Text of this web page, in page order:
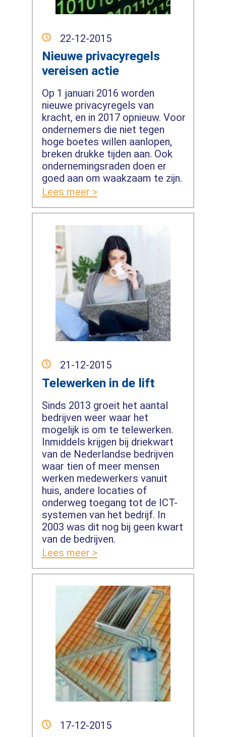
22-12-2015
Nieuwe privacyregels
vereisen actie
Op 1 januari 2016 worden
nieuwe privacyregels van
kracht, en in 2017 opnieuw. Voor
ondernemers die niet tegen
hoge boetes willen aanlopen,
breken drukke tijden aan. Ook
ondernemingsraden doen er
goed aan om waakzaam te zijn.
Lees meer >
21-12-2015
Telewerken in de lift
Sinds 2013 groeit het aantal
bedrijven weer waar het
mogelijk is om te telewerken.
Inmiddels krijgen bij driekwart
van de Nederlandse bedrijven
waar tien of meer mensen
werken medewerkers vanuit
huis, andere locaties of
onderweg toegang tot de ICT-
systemen van het bedrijf. In
2003 was dit nog bij geen kwart
van de bedrijven.
Lees meer >
17-12-2015